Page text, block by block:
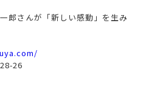
郎さんが「新しい感動」を生み
26